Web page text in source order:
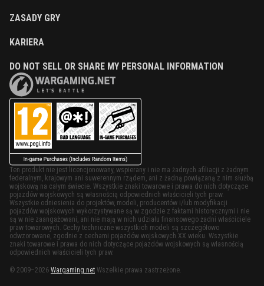
ZASADY GRY
KARIERA
DO NOT SELL OR SHARE MY PERSONAL INFORMATION
Ten produkt nie jest licencjonowany, wspierany i nie ma żadnych afiliacji z żadnym
federalnym, krajowym ani suwerennym rządem, ani z żadną powiązaną z nim służbą
wojskową na całym świecie. Wszystkie znaki towarowe i prawa do nich dotyczące
pojazdów wojskowych są własnością odpowiednich właścicieli tych praw.
Wszystkie odniesienia do projektów, modeli, producentów i/lub modyfikacji
pojazdów wojskowych wykorzystywane są w zgodzie z faktami historycznymi i nie
są w nie zaangażowani, ani nie mają w nich udziału finansowego żadni właściciele
praw towarowych. Cechy techniczne wszystkich modeli są szczegółowo
odwzorowane, zgodnie z cechami pojazdów wojskowych XX wieku. Wszystkie
znaki towarowe i prawa do nich dotyczące pojazdów wojskowych są własnością
odpowiednich właścicieli tych praw.
© 2009–2026 Wargaming.net Wszelkie prawa zastrzeżone.